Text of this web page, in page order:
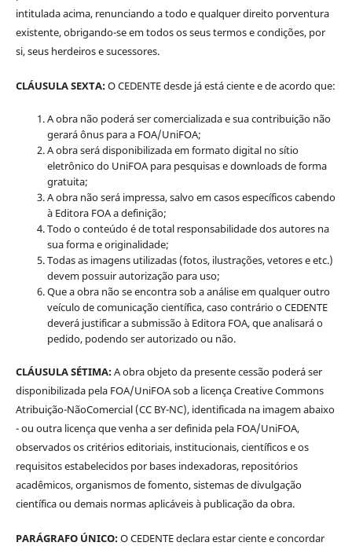
intitulada acima, renunciando a todo e qualquer direito porventura
existente, obrigando-se em todos os seus termos e condições, por
si, seus herdeiros e sucessores.
CLÁUSULA SEXTA:O CEDENTE desde já está ciente e de acordo que:
A obra não poderá ser comercializada e sua contribuição não
gerará ônus para a FOA/UniFOA;
A obra será disponibilizada em formato digital no sítio
eletrônico do UniFOA para pesquisas e downloads de forma
gratuita;
A obra não será impressa, salvo em casos específicos cabendo
à Editora FOA a definição;
Todo o conteúdo é de total responsabilidade dos autores na
sua forma e originalidade;
Todas as imagens utilizadas (fotos, ilustrações, vetores e etc.)
devem possuir autorização para uso;
Que a obra não se encontra sob a análise em qualquer outro
veículo de comunicação científica, caso contrário o CEDENTE
deverá justificar a submissão à Editora FOA, que analisará o
pedido, podendo ser autorizado ou não.
CLÁUSULA SÉTIMA:A obra objeto da presente cessão poderá ser
disponibilizada pela FOA/UniFOA sob a licença Creative Commons
Atribuição-NãoComercial (CC BY-NC), identificada na imagem abaixo
- ou outra licença que venha a ser definida pela FOA/UniFOA,
observados os critérios editoriais, institucionais, científicos e os
requisitos estabelecidos por bases indexadoras, repositórios
acadêmicos, organismos de fomento, sistemas de divulgação
científica ou demais normas aplicáveis à publicação da obra.
PARÁGRAFO ÚNICO:O CEDENTE declara estar ciente e concordar